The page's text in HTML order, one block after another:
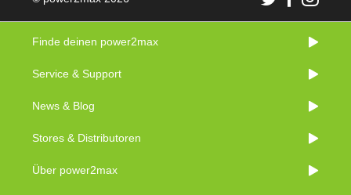
Finde deinen power2max
Service & Support
News & Blog
Stores & Distributoren
Über power2max